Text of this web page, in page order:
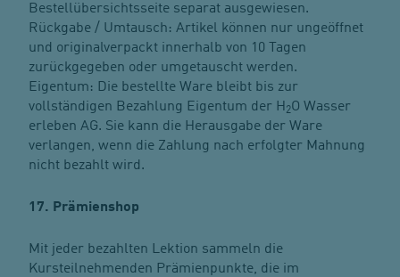
Bestellübersichtsseite separat ausgewiesen.
Rückgabe / Umtausch: Artikel können nur ungeöffnet
und originalverpackt innerhalb von 10 Tagen
zurückgegeben oder umgetauscht werden.
Eigentum: Die bestellte Ware bleibt bis zur
vollständigen Bezahlung Eigentum der H 2O Wasser
erleben AG. Sie kann die Herausgabe der Ware
verlangen, wenn die Zahlung nach erfolgter Mahnung
nicht bezahlt wird.
17. Prämienshop
Mit jeder bezahlten Lektion sammeln die
Kursteilnehmenden Prämienpunkte, die im